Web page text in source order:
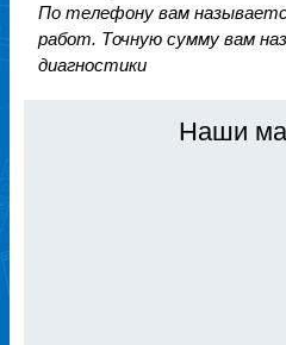
По телефону вам
работ. Точную сумму вам
диагностики
Наши